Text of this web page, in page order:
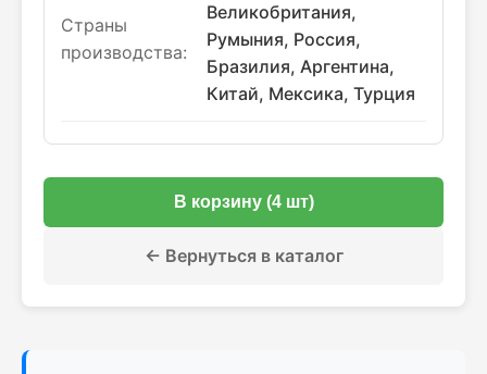
Страны
производства:
Великобритания,
Румыния, Россия,
Бразилия, Аргентина,
Китай, Мексика, Турция
В корзину (4 шт)
← Вернуться в каталог